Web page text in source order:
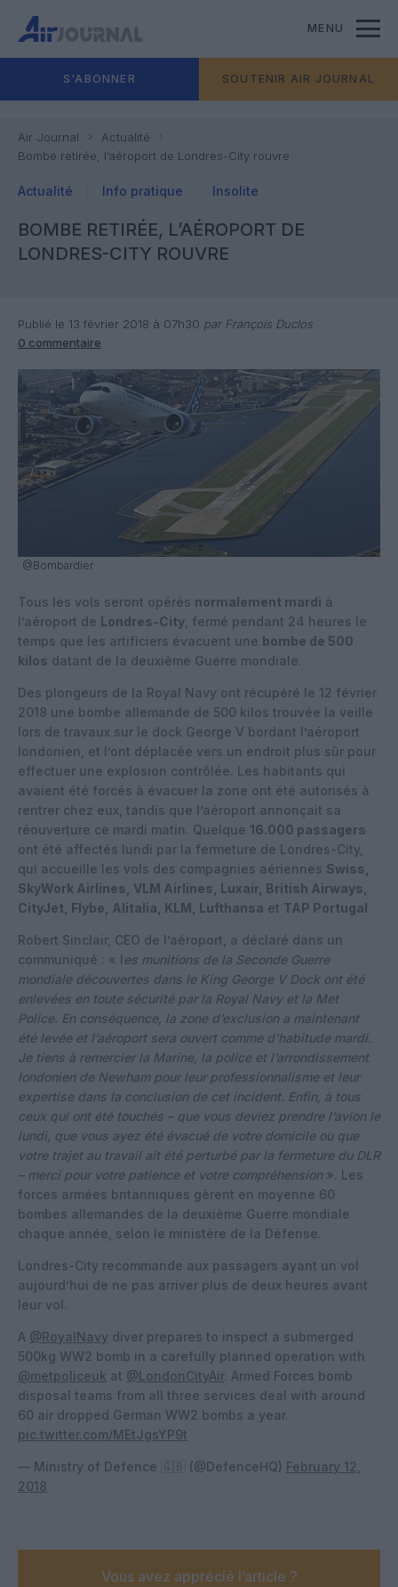
MENU
S'ABONNER SOUTENIR AIR JOURNAL
Air Journal
Actualité
Bombe retirée, l’aéroport de Londres-City rouvre
Actualité Info pratique Insolite
BOMBE RETIRÉE, L’AÉROPORT DE
LONDRES-CITY ROUVRE
Publié le 13 février 2018 à 07h30 par François Duclos
0 commentaire
@Bombardier
Tous les vols seront opérés normalement mardi à
l’aéroport de Londres-City , fermé pendant 24 heures le
temps que les artificiers évacuent une bombe de 500
kilos datant de la deuxième Guerre mondiale.
Des plongeurs de la Royal Navy ont récupéré le 12 février
2018 une bombe allemande de 500 kilos trouvée la veille
lors de travaux sur le dock George V bordant l’aéroport
londonien, et l’ont déplacée vers un endroit plus sûr pour
effectuer une explosion contrôlée. Les habitants qui
avaient été forcés à évacuer la zone ont été autorisés à
rentrer chez eux, tandis que l’aéroport annonçait sa
réouverture ce mardi matin. Quelque 16.000 passagers
ont été affectés lundi par la fermeture de Londres-City,
qui accueille les vols des compagnies aériennes Swiss,
SkyWork Airlines, VLM Airlines, Luxair, British Airways,
CityJet, Flybe, Alitalia, KLM, Lufthansa et TAP Portugal
Robert Sinclair, CEO de l’aéroport, a déclaré dans un
communiqué : « l es munitions de la Seconde Guerre
mondiale découvertes dans le King George V Dock ont été
enlevées en toute sécurité par la Royal Navy et la Met
Police. En conséquence, la zone d’exclusion a maintenant
été levée et l’aéroport sera ouvert comme d’habitude mardi.
Je tiens à remercier la Marine, la police et l’arrondissement
londonien de Newham pour leur professionnalisme et leur
expertise dans la conclusion de cet incident. Enfin, à tous
ceux qui ont été touchés – que vous deviez prendre l’avion le
lundi, que vous ayez été évacué de votre domicile ou que
votre trajet au travail ait été perturbé par la fermeture du DLR
– merci pour votre patience et votre compréhension ». Les
forces armées britanniques gèrent en moyenne 60
bombes allemandes de la deuxième Guerre mondiale
chaque année, selon le ministère de la Défense.
Londres-City recommande aux passagers ayant un vol
aujourd’hui de ne pas arriver plus de deux heures avant
leur vol.
A @RoyalNavy diver prepares to inspect a submerged
500kg WW2 bomb in a carefully planned operation with
@metpoliceuk at @LondonCityAir. Armed Forces bomb
disposal teams from all three services deal with around
60 air dropped German WW2 bombs a year.
pic.twitter.com/MEtJgsYP9t
— Ministry of Defence 🇬🇧 (@DefenceHQ) February 12,
2018
Vous avez apprécié l’article ?